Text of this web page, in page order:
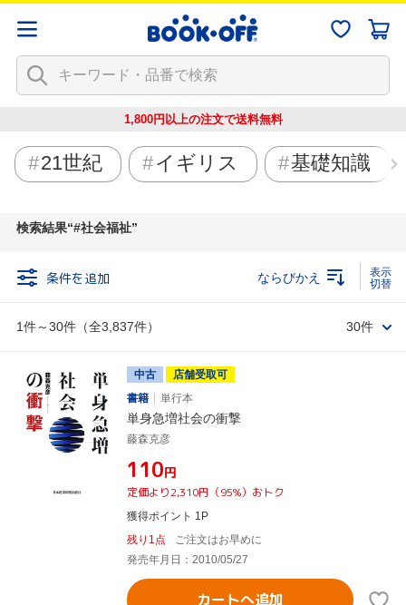
1,800円以上の注文で送料無料
21世紀 イギリス 基礎知識
検索結果 #社会福祉
条件を追加
1件～30件（全3,837件）
ならびかえ
30件
中古
店舗受取可
書籍
単行本
単身急増社会の衝撃
藤森克彦
¥110円
定価より2,310円（95%）おトク
獲得ポイント 1P
残り1点
ご注文はお早めに
発売年月日：2010/05/27
カートへ追加